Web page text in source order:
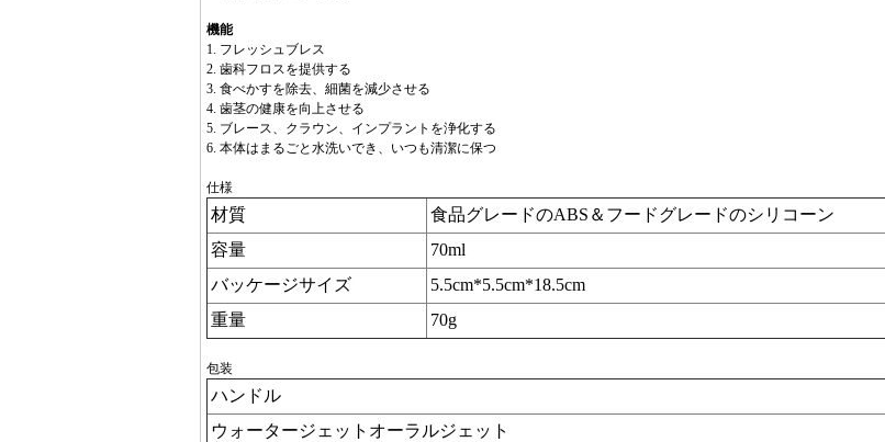
機能
1. フレッシュブレス
2. 歯科フロスを提供する
3. 食べかすを除去、細菌を減少させる
4. 歯茎の健康を向上させる
5. ブレース、クラウン、インプラントを浄化する
6. 本体はまるごと水洗いでき、いつも清潔に保つ
仕様
材質
食品グレードのABS＆フードグレードのシリコーン
容量
70ml
バッケージサイズ
5.5cm*5.5cm*18.5cm
重量
70g
包装
ハンドル
ウォータージェットオーラルジェット